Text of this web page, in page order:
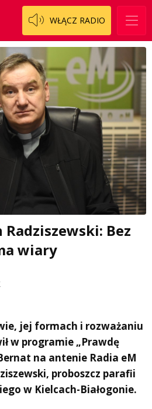
WŁĄCZ RADIO
Bez
wiary
jej formach i rozważaniu
w programie „Prawdę
na antenie Radia eM
proboszcz parafii
w Kielcach-Białogonie.